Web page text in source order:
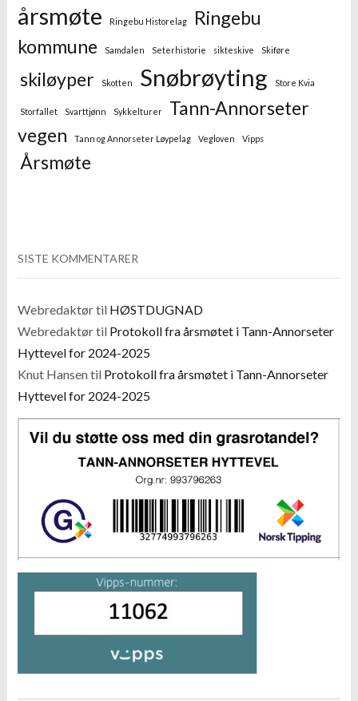
årsmøte
Ringebu Historelag
Ringebu
kommune
Samdalen Seterhistorie sikteskive Skiføre
skiløyper Skotten Snøbrøyting Store Kvia
Storfallet Svarttjønn Sykkelturer
Tann-Annorseter
vegen
Tann og Annorseter Løypelag Vegloven Vipps
Årsmøte
SISTE KOMMENTARER
Webredaktørtil HØSTDUGNAD
Webredaktørtil Protokoll fra årsmøtet i Tann-Annorseter
Hyttevel for 2024-2025
Knut Hansentil Protokoll fra årsmøtet i Tann-Annorseter
Hyttevel for 2024-2025